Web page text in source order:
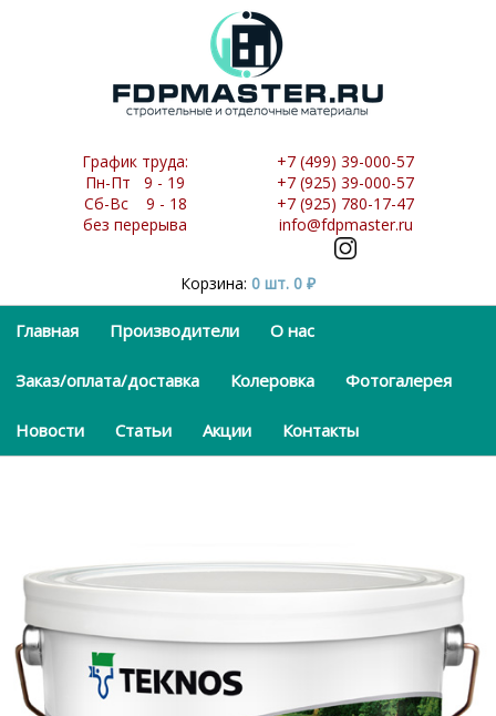
График труда:
Пн-Пт 9 - 19
Сб-Вс 9 - 18
без перерыва
+7 (499) 39-000-57
+7 (925) 39-000-57
+7 (925) 780-17-47
info@fdpmaster.ru
Корзина: 0 шт. 0 ₽
Главная Производители О нас
Заказ/оплата/доставка Колеровка Фотогалерея
Новости Статьи Акции Контакты